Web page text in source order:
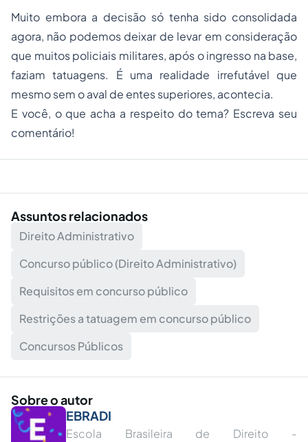
Muito embora a decisão só tenha sido consolidada
agora, não podemos deixar de levar em consideração
que muitos policiais militares, após o ingresso na base,
faziam tatuagens. É uma realidade irrefutável que
mesmo sem o aval de entes superiores, acontecia.
E você, o que acha a respeito do tema? Escreva seu
comentário!
Assuntos relacionados
Direito Administrativo
Concurso público (Direito Administrativo)
Requisitos em concurso público
Restrições a tatuagem em concurso público
Concursos Públicos
Sobre o autor
EBRADI
Escola Brasileira de Direito -